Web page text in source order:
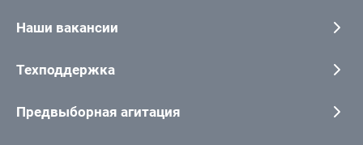
Наши вакансии
Техподдержка
Предвыборная агитация